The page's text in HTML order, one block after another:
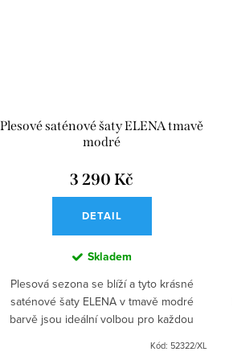
Plesové saténové šaty ELENA tmavě
modré
3 290 Kč
DETAIL
Skladem
Plesová sezona se blíží a tyto krásné
saténové šaty ELENA v tmavě modré
barvě jsou ideální volbou pro každou
nebo maturitní ples. S...
Kód: 52322/XL